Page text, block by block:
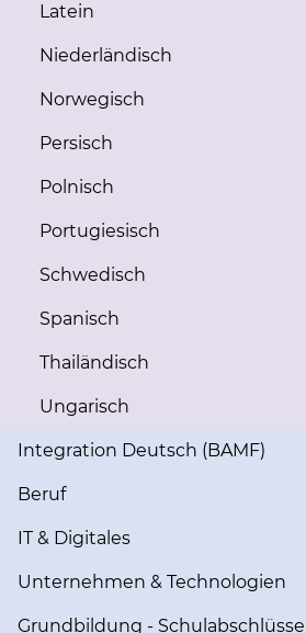
Latein
Niederländisch
Norwegisch
Persisch
Polnisch
Portugiesisch
Schwedisch
Spanisch
Thailändisch
Ungarisch
Integration Deutsch (BAMF)
Beruf
IT & Digitales
Unternehmen & Technologien
Grundbildung - Schulabschlüsse